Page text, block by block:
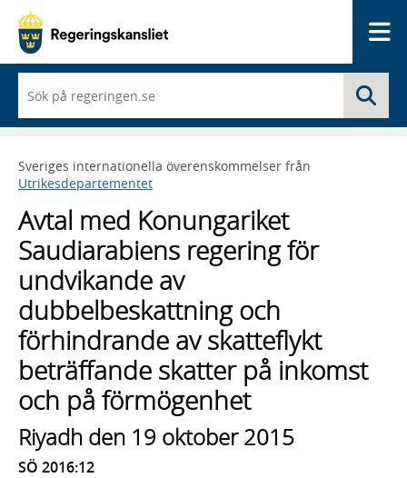
du
börjar
skriva
framträder
en
med
sökförslag
Sveriges internationella överenskommelser från
Utrikesdepartementet
Avtal med Konungariket
Saudiarabiens regering för
undvikande av
dubbelbeskattning och
förhindrande av skatteflykt
beträffande skatter på inkomst
och på förmögenhet
Riyadh den 19 oktober 2015
SÖ 2016:12